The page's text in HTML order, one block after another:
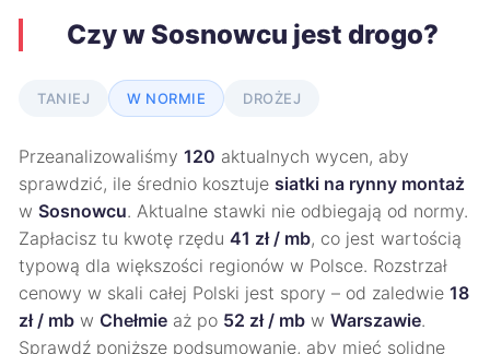
Czy w Sosnowcu jest drogo?
TANIEJ W NORMIE DROŻEJ
Przeanalizowaliśmy 120 aktualnych wycen, aby
sprawdzić, ile średnio kosztuje siatki na rynny montaż
w Sosnowcu. Aktualne stawki nie odbiegają od normy.
Zapłacisz tu kwotę rzędu 41 zł / mb, co jest wartością
typową dla większości regionów w Polsce. Rozstrzał
cenowy w skali całej Polski jest spory – od zaledwie 18
zł / mb w Chełmie aż po 52 zł / mb w Warszawie.
Sprawdź poniższe podsumowanie, aby mieć solidne